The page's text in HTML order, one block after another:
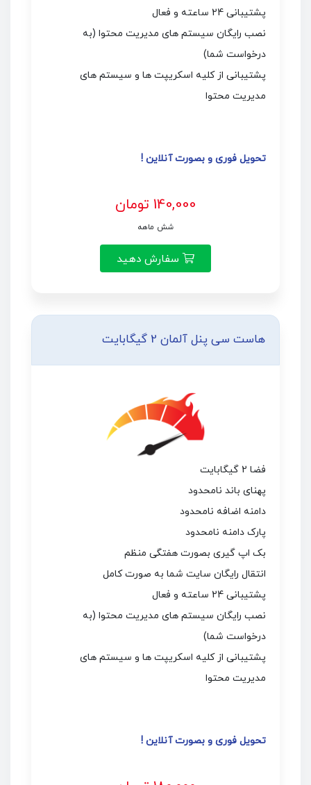
پشتیبانی 24 ساعته و فعال
نصب رایگان سیستم های مدیریت محتوا (به
درخواست شما)
پشتیبانی از کلیه اسکریپت ها و سیستم های
مدیریت محتوا
تحویل فوری و بصورت آنلاین !
140,000 تومان
شش ماهه
سفارش دهید
هاست سی پنل آلمان 2 گیگابایت
فضا 2 گیگابایت
پهنای باند نامحدود
دامنه اضافه نامحدود
پارک دامنه نامحدود
بک اپ گیری بصورت هفتگی منظم
انتقال رایگان سایت شما به صورت کامل
پشتیبانی 24 ساعته و فعال
نصب رایگان سیستم های مدیریت محتوا (به
درخواست شما)
پشتیبانی از کلیه اسکریپت ها و سیستم های
مدیریت محتوا
تحویل فوری و بصورت آنلاین !